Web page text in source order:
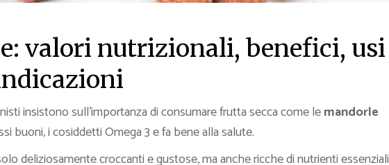
valori nutrizionali, benefici, usi
insistono sull’importanza di consumare frutta secca come lemandorle
buoni, i cosiddetti Omega 3 e fa bene alla salute.
deliziosamente croccanti e gustose, ma anche ricche di nutrienti essenziali